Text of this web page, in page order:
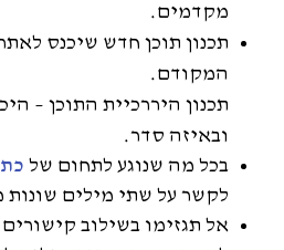
מקדמים.
תכנון תוכן חדש שיכנס
המקודם.
תכנון היררכיית התוכן –
ובאיזה סדר.
בכל מה שנוגע לתחום של
לקשר על שתי מילים
אל תגזימו בשילוב